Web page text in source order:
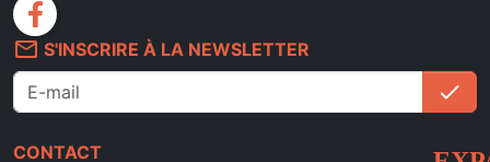
facebook
mail_outline S'INSCRIRE À LA NEWSLETTER
check
CONTACT